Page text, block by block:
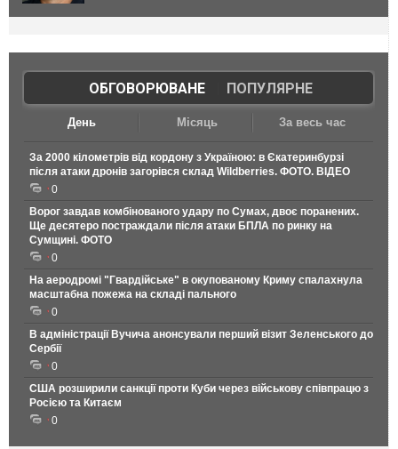
ОБГОВОРЮВАНЕ| ПОПУЛЯРНЕ
День Місяць За весь час
За 2000 кілометрів від кордону з Україною: в Єкатеринбурзі
після атаки дронів загорівся склад Wildberries. ФОТО. ВІДЕО
0
Ворог завдав комбінованого удару по Сумах, двоє поранених.
Ще десятеро постраждали після атаки БПЛА по ринку на
Сумщині. ФОТО
0
На аеродромі "Гвардійське" в окупованому Криму спалахнула
масштабна пожежа на складі пального
0
В адміністрації Вучича анонсували перший візит Зеленського до
Сербії
0
США розширили санкції проти Куби через військову співпрацю з
Росією та Китаєм
0